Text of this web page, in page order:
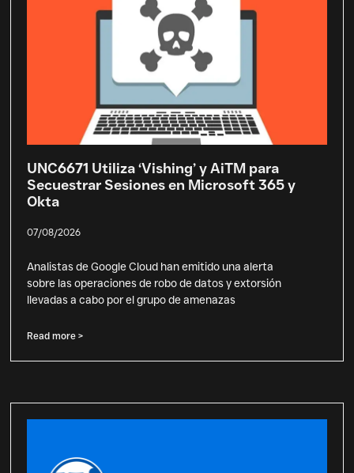
UNC6671 Utiliza ‘Vishing’ y AiTM para
Secuestrar Sesiones en Microsoft 365 y
Okta
07/08/2026
Analistas de Google Cloud han emitido una alerta
sobre las operaciones de robo de datos y extorsión
llevadas a cabo por el grupo de amenazas
Read more >